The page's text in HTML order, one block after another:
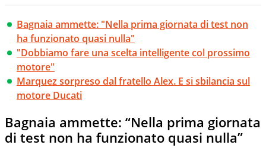
Bagnaia ammette: "Nella prima giornata di test non
ha funzionato quasi nulla"
"Dobbiamo fare una scelta intelligente col prossimo
motore"
Marquez sorpreso dal fratello Alex. E si sbilancia sul
motore Ducati
Bagnaia ammette: “Nella prima giornata
di test non ha funzionato quasi nulla”